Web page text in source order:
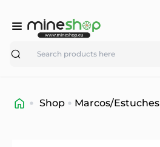
Search
Shop Marcos/Estuches